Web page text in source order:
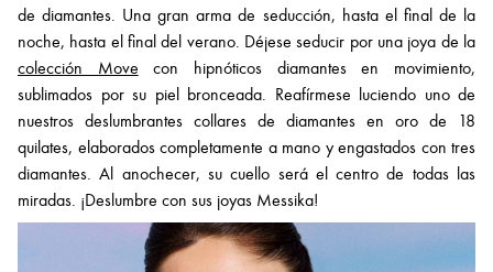
de diamantes. Una gran arma de seducción, hasta el final de la
noche, hasta el final del verano. Déjese seducir por una joya de la
colección Move con hipnóticos diamantes en movimiento,
sublimados por su piel bronceada. Reafírmese luciendo uno de
nuestros deslumbrantes collares de diamantes en oro de 18
quilates, elaborados completamente a mano y engastados con tres
diamantes. Al anochecer, su cuello será el centro de todas las
miradas. ¡Deslumbre con sus joyas Messika!